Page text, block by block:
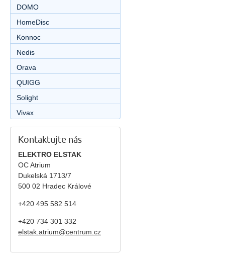
DOMO
HomeDisc
Konnoc
Nedis
Orava
QUIGG
Solight
Vivax
Kontaktujte nás
ELEKTRO ELSTAK
OC Atrium
Dukelská 1713/7
500 02 Hradec Králové
+420 495 582 514
+420 734 301 332
elstak.atrium@centrum.cz